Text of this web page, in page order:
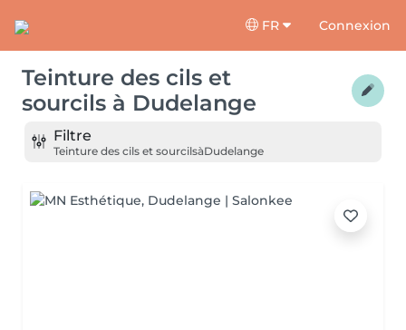
FR Connexion
Teinture des cils et
sourcils à Dudelange
Filtre
Teinture des cils et sourcilsàDudelange